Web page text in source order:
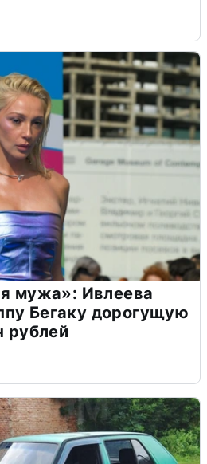
мужа»: Ивлеева
Бегаку дорогущую
рублей